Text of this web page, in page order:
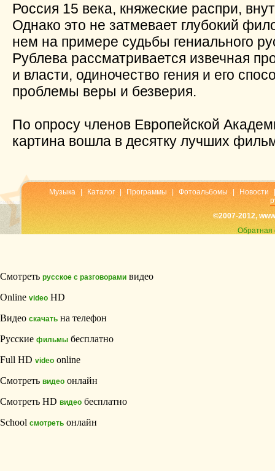
Россия 15 века, княжеские распри,
Однако это не затмевает глубокий
нем на примере судьбы гениального
Рублева рассматривается извечная
и власти, одиночество гения и его
проблемы веры и безверия.
По опросу членов Европейской
картина вошла в десятку лучших
Музыка Каталог Программы Фотоальбомы Новости
©2007-2012,
Обратная
Смотреть русское с разговорами видео
Online video HD
Видео скачать на телефон
Русские фильмы бесплатно
Full HD video online
Смотреть видео онлайн
Смотреть HD видео бесплатно
School смотреть онлайн